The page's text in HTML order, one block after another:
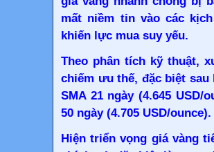
mất niềm tin vào các
khiến lực mua suy yếu.
Theo phân tích kỹ thuật,
chiếm ưu thế, đặc biệt
SMA 21 ngày (4.645
50 ngày (4.705 USD/ounce).
Hiện triển vọng giá vàng